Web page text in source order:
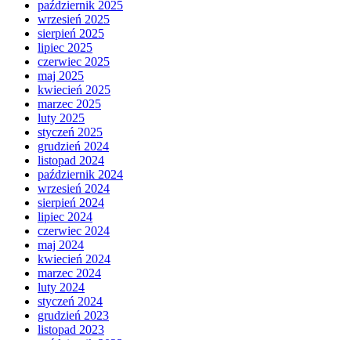
październik 2025
wrzesień 2025
sierpień 2025
lipiec 2025
czerwiec 2025
maj 2025
kwiecień 2025
marzec 2025
luty 2025
styczeń 2025
grudzień 2024
listopad 2024
październik 2024
wrzesień 2024
sierpień 2024
lipiec 2024
czerwiec 2024
maj 2024
kwiecień 2024
marzec 2024
luty 2024
styczeń 2024
grudzień 2023
listopad 2023